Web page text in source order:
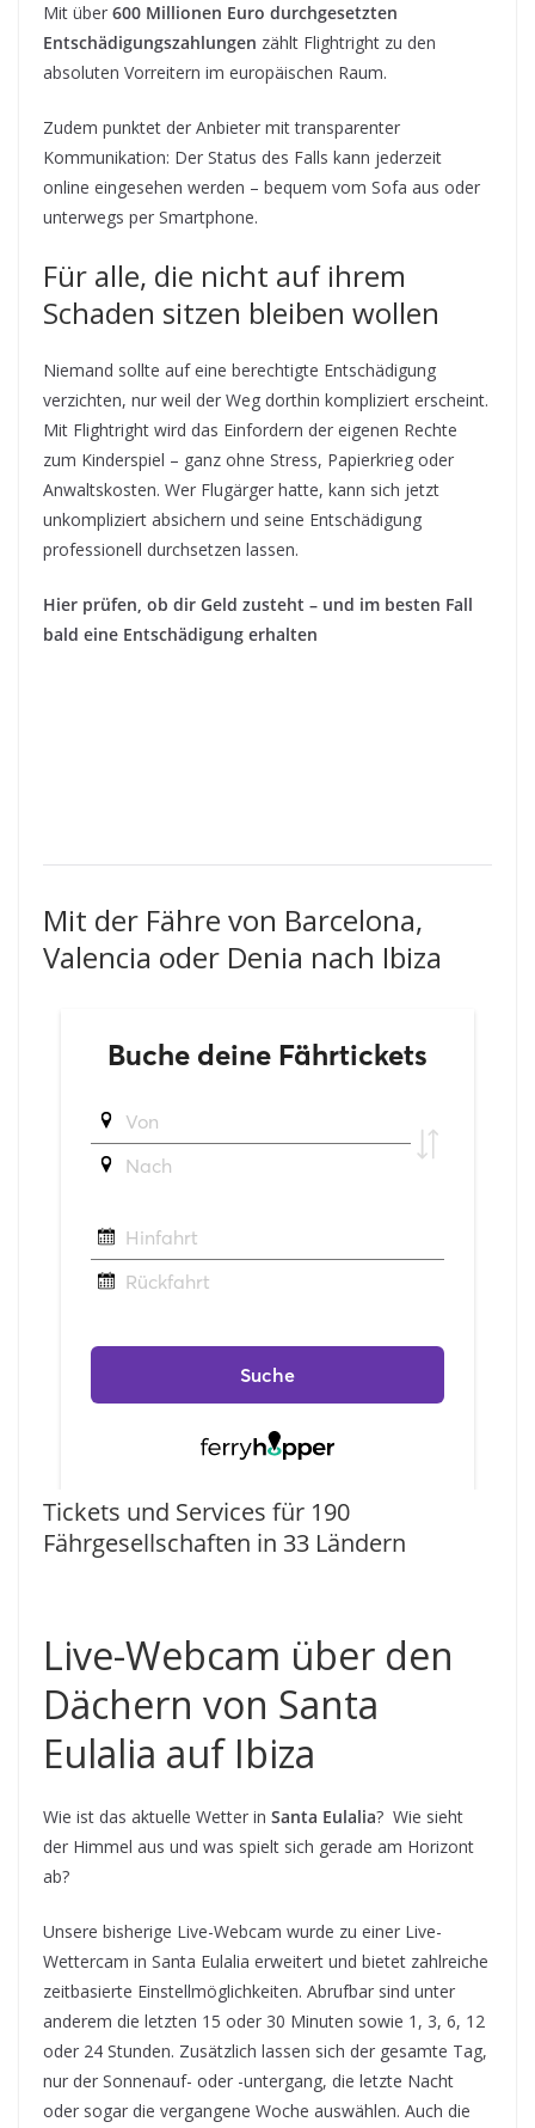
Mit über 600 Millionen Euro durchgesetzten
Entschädigungszahlungen zählt Flightright zu den
absoluten Vorreitern im europäischen Raum.
Zudem punktet der Anbieter mit transparenter
Kommunikation: Der Status des Falls kann jederzeit
online eingesehen werden – bequem vom Sofa aus oder
unterwegs per Smartphone.
Für alle, die nicht auf ihrem
Schaden sitzen bleiben wollen
Niemand sollte auf eine berechtigte Entschädigung
verzichten, nur weil der Weg dorthin kompliziert erscheint.
Mit Flightright wird das Einfordern der eigenen Rechte
zum Kinderspiel – ganz ohne Stress, Papierkrieg oder
Anwaltskosten. Wer Flugärger hatte, kann sich jetzt
unkompliziert absichern und seine Entschädigung
professionell durchsetzen lassen.
Hier prüfen, ob dir Geld zusteht – und im besten Fall
bald eine Entschädigung erhalten
Mit der Fähre von Barcelona,
Valencia oder Denia nach Ibiza
Tickets und Services für 190
Fährgesellschaften in 33 Ländern
Live-Webcam über den
Dächern von Santa
Eulalia auf Ibiza
Wie ist das aktuelle Wetter in Santa Eulalia? Wie sieht
der Himmel aus und was spielt sich gerade am Horizont
ab?
Unsere bisherige Live-Webcam wurde zu einer Live-
Wettercam in Santa Eulalia erweitert und bietet zahlreiche
zeitbasierte Einstellmöglichkeiten. Abrufbar sind unter
anderem die letzten 15 oder 30 Minuten sowie 1, 3, 6, 12
oder 24 Stunden. Zusätzlich lassen sich der gesamte Tag,
nur der Sonnenauf- oder -untergang, die letzte Nacht
oder sogar die vergangene Woche auswählen. Auch die